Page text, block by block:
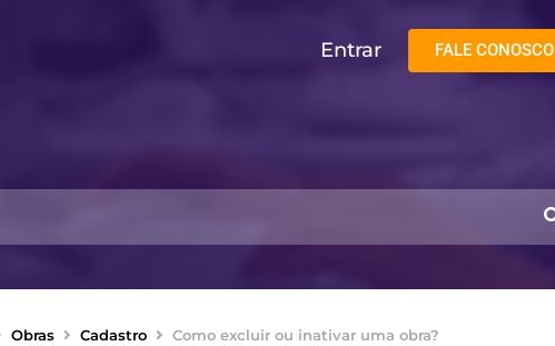
Entrar FALE CONOSCO
Obras Cadastro Como excluir ou inativar uma obra?